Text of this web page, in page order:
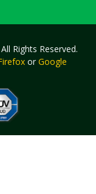
Rights Reserved.
or Google